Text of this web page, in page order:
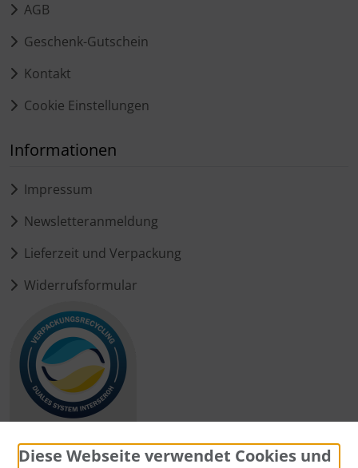
AGB
Geschenk-Gutschein
Kontakt
Cookie Einstellungen
Informationen
Impressum
Newsletteranmeldung
Lieferzeit und Verpackung
Widerrufsformular
Diese Webseite verwendet Cookies und